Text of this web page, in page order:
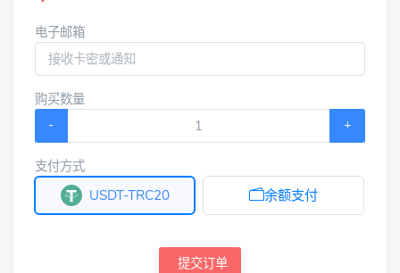
电子邮箱
购买数量
-
+
支付方式
USDT-TRC20
余额支付
提交订单